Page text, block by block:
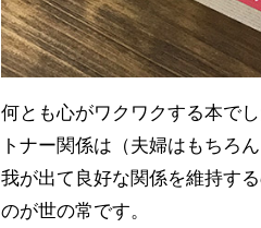
何とも心がワクワクする本で
トナー関係は（夫婦はもちろ
我が出て良好な関係を維持す
のが世の常です。